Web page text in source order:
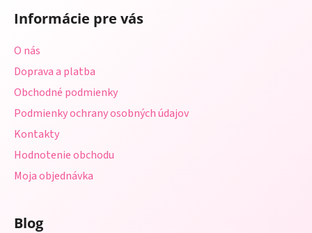
Informácie pre vás
O nás
Doprava a platba
Obchodné podmienky
Podmienky ochrany osobných údajov
Kontakty
Hodnotenie obchodu
Moja objednávka
Blog